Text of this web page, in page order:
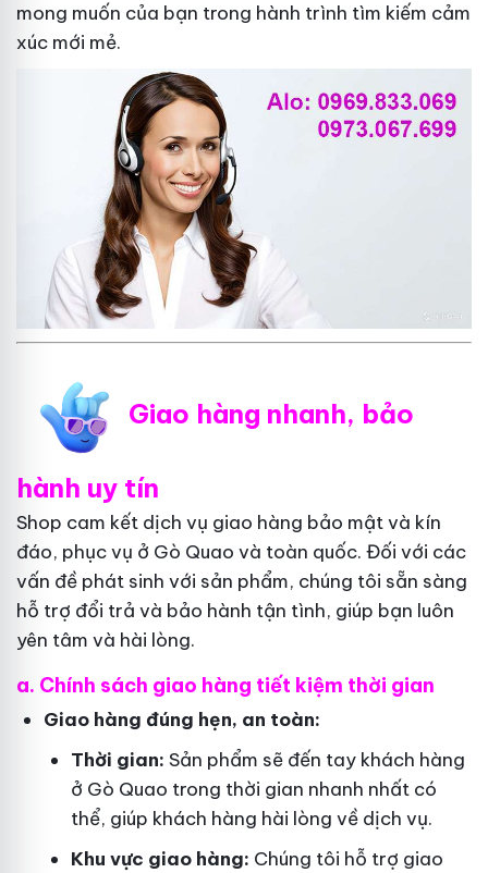
mong muốn của bạn trong hành trình tìm kiếm cảm
xúc mới mẻ.
Giao hàng nhanh, bảo
hành uy tín
Shop cam kết dịch vụ giao hàng bảo mật và kín
đáo, phục vụ ở Gò Quao và toàn quốc. Đối với các
vấn đề phát sinh với sản phẩm, chúng tôi sẵn sàng
hỗ trợ đổi trả và bảo hành tận tình, giúp bạn luôn
yên tâm và hài lòng.
a. Chính sách giao hàng tiết kiệm thời gian
Giao hàng đúng hẹn, an toàn:
Thời gian: Sản phẩm sẽ đến tay khách hàng
ở Gò Quao trong thời gian nhanh nhất có
thể, giúp khách hàng hài lòng về dịch vụ.
Khu vực giao hàng: Chúng tôi hỗ trợ giao